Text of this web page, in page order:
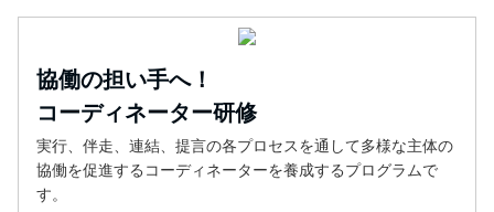
協働の担い手へ！
コーディネーター研修
実行、伴走、連結、提言の各プロセスを通して多様な主体の
協働を促進するコーディネーターを養成するプログラムで
す。